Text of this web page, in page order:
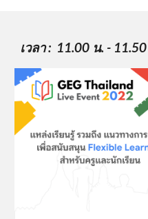
เวลา :  11.00 น. -